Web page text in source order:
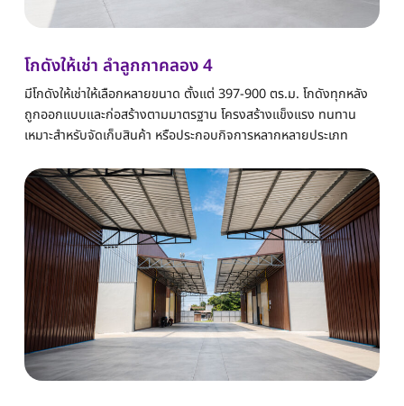
โกดังให้เช่า ลำลูกกาคลอง 4
มีโกดังให้เช่าให้เลือกหลายขนาด ตั้งแต่ 397-900 ตร.ม. โกดังทุกหลัง
ถูกออกแบบและก่อสร้างตามมาตรฐาน โครงสร้างแข็งแรง ทนทาน
เหมาะสำหรับจัดเก็บสินค้า หรือประกอบกิจการหลากหลายประเภท